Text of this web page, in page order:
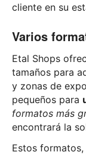
cliente en su
Varios
Etal Shops
tamaños para
y zonas de
pequeños para
formatos más
encontrará la
Estos